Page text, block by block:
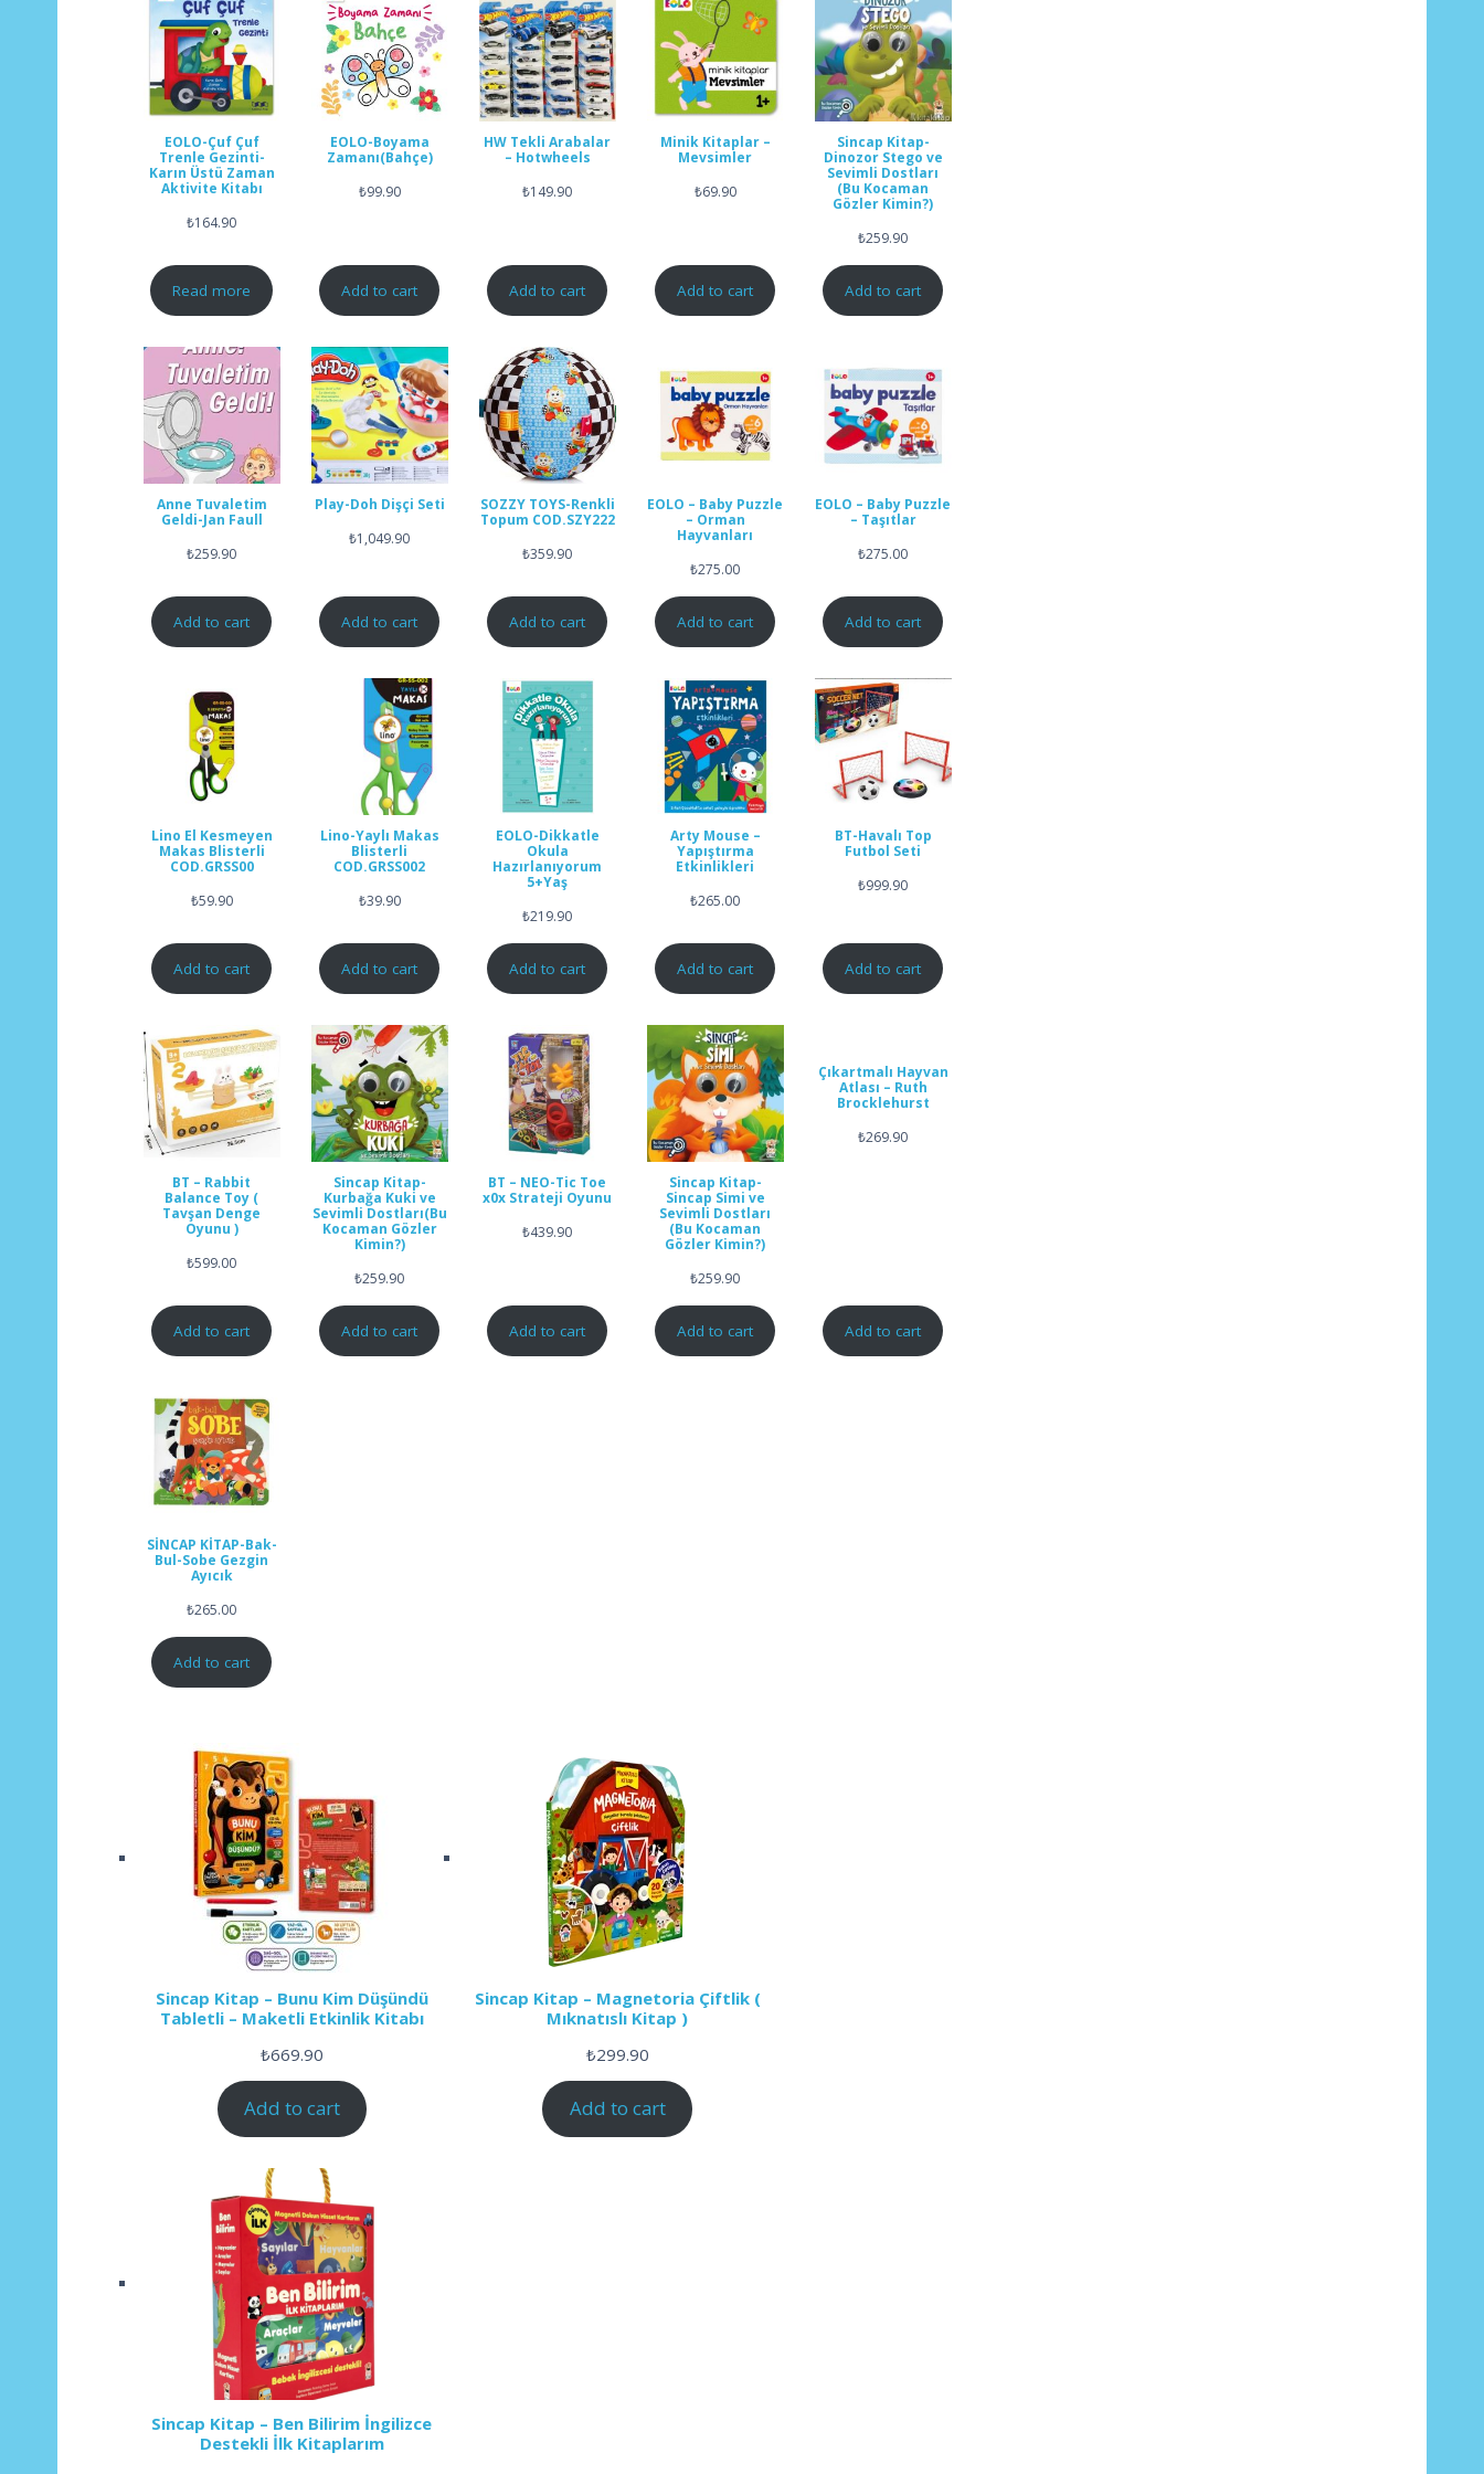
EOLO-Çuf Çuf
Trenle Gezinti-
Karın Üstü Zaman
Aktivite Kitabı
₺164.90
Read more
EOLO-Boyama
Zamanı(Bahçe)
₺99.90
Add to cart
HW Tekli Arabalar
– Hotwheels
₺149.90
Add to cart
Minik Kitaplar –
Mevsimler
₺69.90
Add to cart
Sincap Kitap-
Dinozor Stego ve
Sevimli Dostları
(Bu Kocaman
Gözler Kimin?)
₺259.90
Add to cart
Anne Tuvaletim
Geldi-Jan Faull
₺259.90
Add to cart
Play-Doh Dişçi Seti
₺1,049.90
Add to cart
SOZZY TOYS-Renkli
Topum COD.SZY222
₺359.90
Add to cart
EOLO – Baby Puzzle
– Orman
Hayvanları
₺275.00
Add to cart
EOLO – Baby Puzzle
– Taşıtlar
₺275.00
Add to cart
Lino El Kesmeyen
Makas Blisterli
COD.GRSS00
₺59.90
Add to cart
Lino-Yaylı Makas
Blisterli
COD.GRSS002
₺39.90
Add to cart
EOLO-Dikkatle
Okula
Hazırlanıyorum
5+Yaş
₺219.90
Add to cart
Arty Mouse –
Yapıştırma
Etkinlikleri
₺265.00
Add to cart
BT-Havalı Top
Futbol Seti
₺999.90
Add to cart
BT – Rabbit
Balance Toy (
Tavşan Denge
Oyunu )
₺599.00
Add to cart
Sincap Kitap-
Kurbağa Kuki ve
Sevimli Dostları(Bu
Kocaman Gözler
Kimin?)
₺259.90
Add to cart
BT – NEO-Tic Toe
x0x Strateji Oyunu
₺439.90
Add to cart
Sincap Kitap-
Sincap Simi ve
Sevimli Dostları
(Bu Kocaman
Gözler Kimin?)
₺259.90
Add to cart
Çıkartmalı Hayvan
Atlası – Ruth
Brocklehurst
₺269.90
Add to cart
SİNCAP KİTAP-Bak-
Bul-Sobe Gezgin
Ayıcık
₺265.00
Add to cart
Sincap Kitap – Bunu Kim Düşündü
Tabletli – Maketli Etkinlik Kitabı
₺669.90
Add to cart
Sincap Kitap – Magnetoria Çiftlik (
Mıknatıslı Kitap )
₺299.90
Add to cart
Sincap Kitap – Ben Bilirim İngilizce
Destekli İlk Kitaplarım